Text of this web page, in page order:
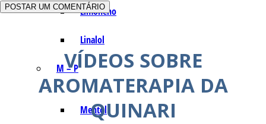
Limoneno
Linalol
M – P
Mentol
VÍDEOS SOBRE
AROMATERAPIA DA
QUINARI